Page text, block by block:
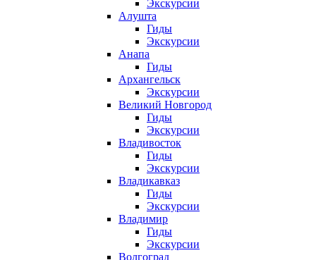
Экскурсии
Алушта
Гиды
Экскурсии
Анапа
Гиды
Архангельск
Экскурсии
Великий Новгород
Гиды
Экскурсии
Владивосток
Гиды
Экскурсии
Владикавказ
Гиды
Экскурсии
Владимир
Гиды
Экскурсии
Волгоград